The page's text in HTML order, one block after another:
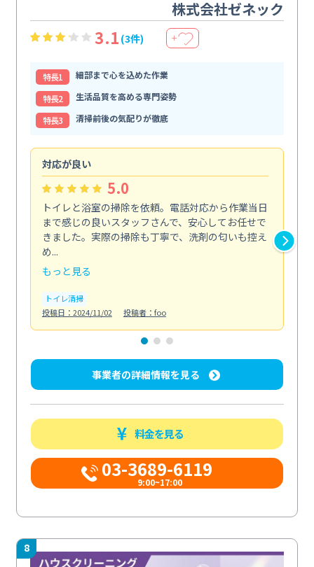
株式会社ゼネック
3.1 (3件) ＋
特⻑1
細部まで心を込めた作業
特⻑2
生活品質を高める専門姿勢
特⻑3
清掃前後の気配りが徹底
対応が良い
5.0
トイレと浴室の掃除を依頼。電話対応から作業当日
まで感じの良いスタッフさんで、安心してお任せで
きました。実際の掃除も丁寧で、洗剤の匂いも控え
め...
もっと見る
トイレ清掃
投稿日：2024/11/02
投稿者：foo
事業者の詳細情報を見る
料金を見る
03-3689-6119
9:00~17:00
8